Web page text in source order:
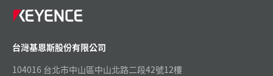
台灣基恩斯股份有限公司
104016 台北市中山區中山北路二段42號12樓